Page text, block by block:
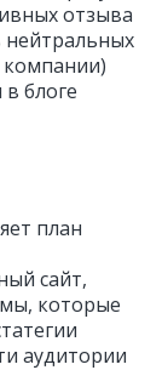
отзыва
нейтральных
компании)
блоге
план
сайт,
которые
аудитории